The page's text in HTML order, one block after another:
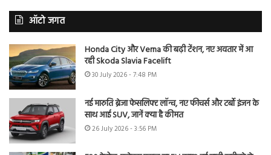
ऑटो जगत
Honda City और Verna की बढ़ी टेंशन, नए अवतार में आ
रही Skoda Slavia Facelift
30 July 2026 - 7:48 PM
नई मारुति ब्रेजा फेसलिफ्ट लॉन्च, नए फीचर्स और टर्बो इंजन के
साथ आई SUV, जानें क्या है कीमत
26 July 2026 - 3:56 PM